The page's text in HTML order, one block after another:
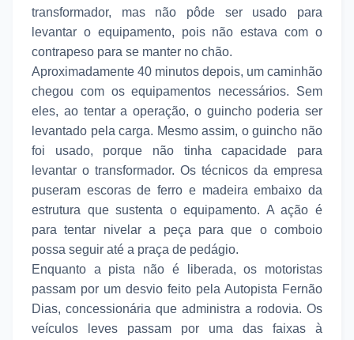
transformador, mas não pôde ser usado para
levantar o equipamento, pois não estava com o
contrapeso para se manter no chão.
Aproximadamente 40 minutos depois, um caminhão
chegou com os equipamentos necessários. Sem
eles, ao tentar a operação, o guincho poderia ser
levantado pela carga. Mesmo assim, o guincho não
foi usado, porque não tinha capacidade para
levantar o transformador. Os técnicos da empresa
puseram escoras de ferro e madeira embaixo da
estrutura que sustenta o equipamento. A ação é
para tentar nivelar a peça para que o comboio
possa seguir até a praça de pedágio.
Enquanto a pista não é liberada, os motoristas
passam por um desvio feito pela Autopista Fernão
Dias, concessionária que administra a rodovia. Os
veículos leves passam por uma das faixas à